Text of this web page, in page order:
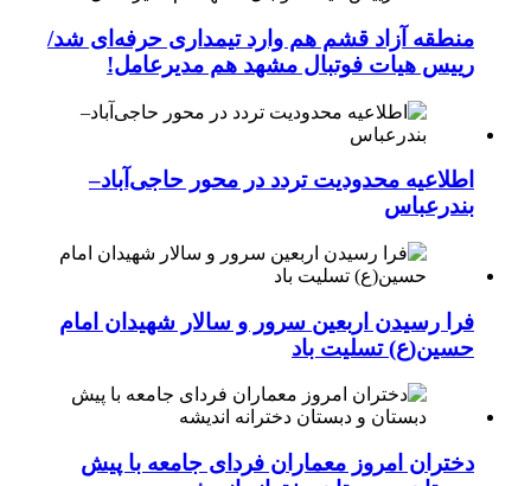
منطقه آزاد قشم هم وارد تیمداری حرفه‌ای شد/
رییس هیات فوتبال مشهد هم مدیرعامل!
اطلاعیه محدودیت تردد در محور حاجی‌آباد–
بندرعباس
فرا رسیدن اربعین سرور و سالار شهیدان امام
حسین(ع) تسلیت باد
دختران امروز معماران فردای جامعه با پیش